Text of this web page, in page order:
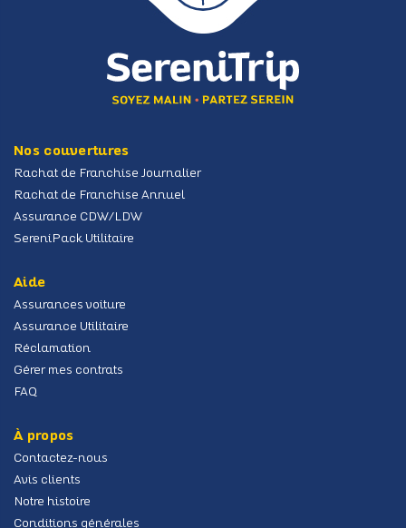
Nos couvertures
Rachat de Franchise Journalier
Rachat de Franchise Annuel
Assurance CDW/LDW
SereniPack Utilitaire
Aide
Assurances voiture
Assurance Utilitaire
Réclamation
Gérer mes contrats
FAQ
À propos
Contactez-nous
Avis clients
Notre histoire
Conditions générales